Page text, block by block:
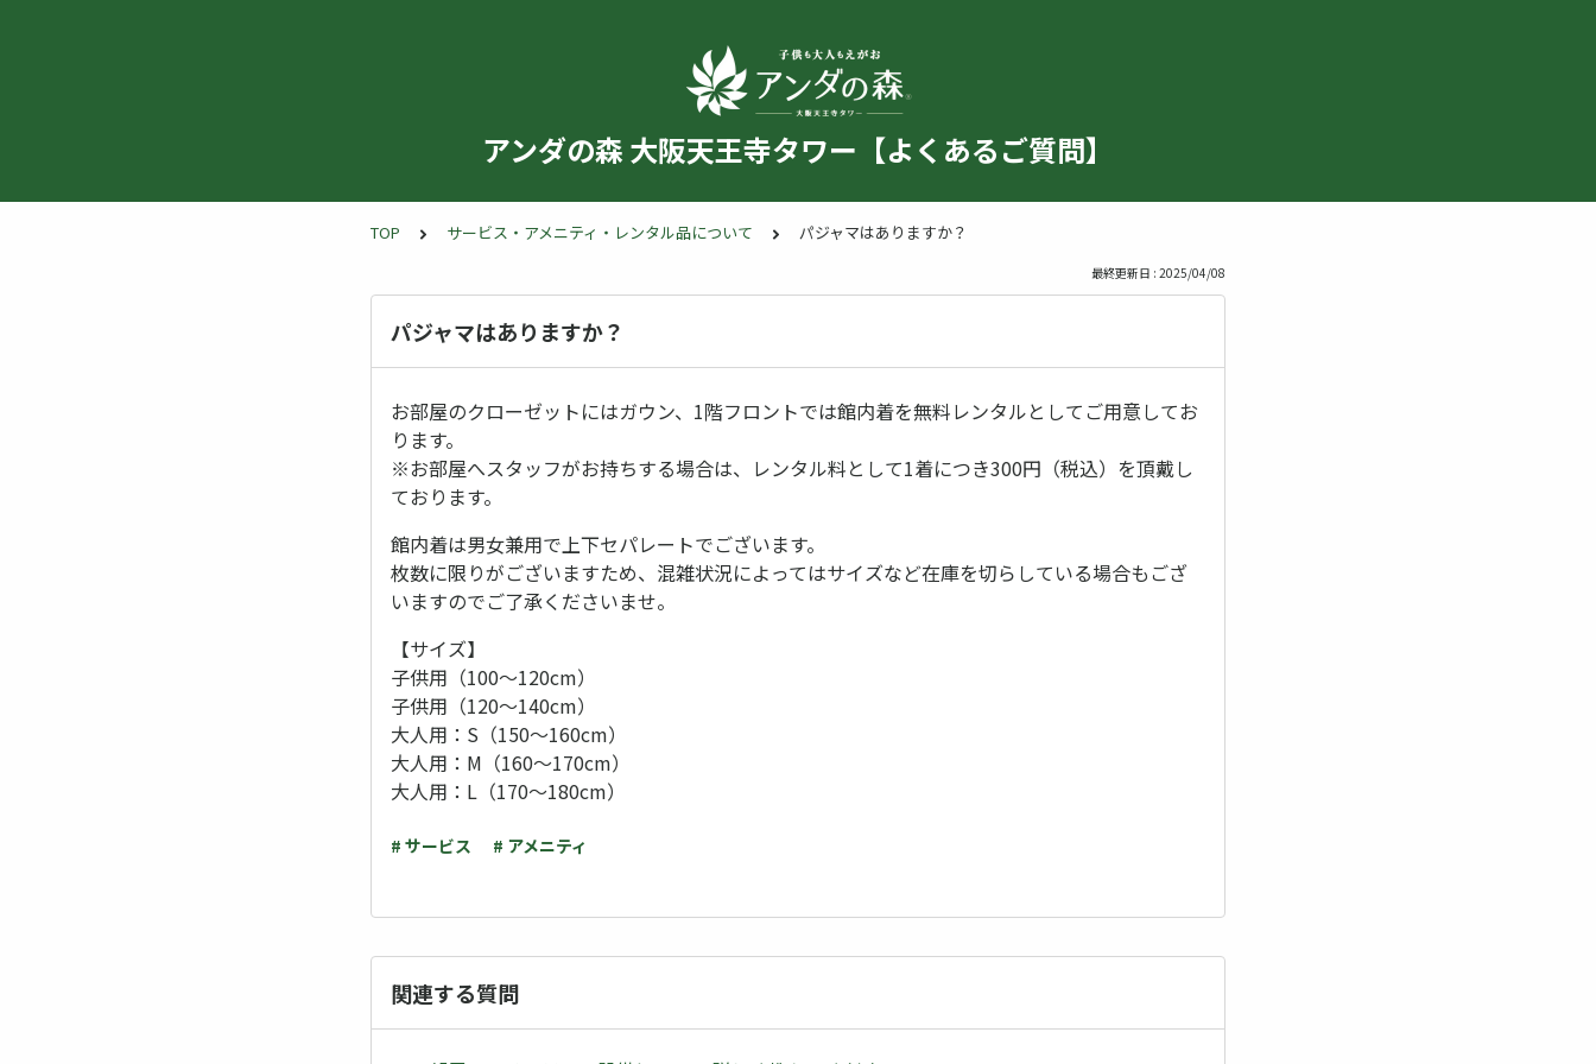
アンダの森 大阪天王寺タワー【よくあるご質問】
TOP サービス・アメニティ・レンタル品について パジャマはありますか？
最終更新日 : 2025/04/08
パジャマはありますか？
お部屋のクローゼットにはガウン、1階フロントでは館内着を無料レンタルとしてご用意してお
ります。
※お部屋へスタッフがお持ちする場合は、レンタル料として1着につき300円（税込）を頂戴し
ております。
館内着は男女兼用で上下セパレートでございます。
枚数に限りがございますため、混雑状況によってはサイズなど在庫を切らしている場合もござ
いますのでご了承くださいませ。
【サイズ】
子供用（100～120cm）
子供用（120～140cm）
大人用：S（150～160cm）
大人用：M（160～170cm）
大人用：L（170～180cm）
# サービス # アメニティ
関連する質問